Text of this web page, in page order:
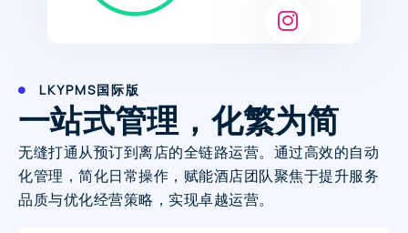
LKYPMS国际版
一站式管理，化繁为简
无缝打通从预订到离店的全链路运营。通过高效的自动
化管理，简化日常操作，赋能酒店团队聚焦于提升服务
品质与优化经营策略，实现卓越运营。